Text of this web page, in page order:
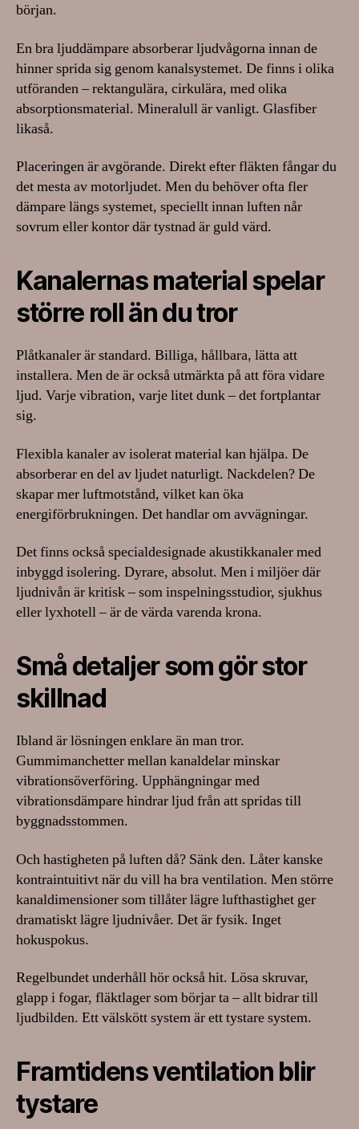
början.
En bra ljuddämpare absorberar ljudvågorna innan de
hinner sprida sig genom kanalsystemet. De finns i olika
utföranden – rektangulära, cirkulära, med olika
absorptionsmaterial. Mineralull är vanligt. Glasfiber
likaså.
Placeringen är avgörande. Direkt efter fläkten fångar du
det mesta av motorljudet. Men du behöver ofta fler
dämpare längs systemet, speciellt innan luften når
sovrum eller kontor där tystnad är guld värd.
Kanalernas material spelar
större roll än du tror
Plåtkanaler är standard. Billiga, hållbara, lätta att
installera. Men de är också utmärkta på att föra vidare
ljud. Varje vibration, varje litet dunk – det fortplantar
sig.
Flexibla kanaler av isolerat material kan hjälpa. De
absorberar en del av ljudet naturligt. Nackdelen? De
skapar mer luftmotstånd, vilket kan öka
energiförbrukningen. Det handlar om avvägningar.
Det finns också specialdesignade akustikkanaler med
inbyggd isolering. Dyrare, absolut. Men i miljöer där
ljudnivån är kritisk – som inspelningsstudior, sjukhus
eller lyxhotell – är de värda varenda krona.
Små detaljer som gör stor
skillnad
Ibland är lösningen enklare än man tror.
Gummimanchetter mellan kanaldelar minskar
vibrationsöverföring. Upphängningar med
vibrationsdämpare hindrar ljud från att spridas till
byggnadsstommen.
Och hastigheten på luften då? Sänk den. Låter kanske
kontraintuitivt när du vill ha bra ventilation. Men större
kanaldimensioner som tillåter lägre lufthastighet ger
dramatiskt lägre ljudnivåer. Det är fysik. Inget
hokuspokus.
Regelbundet underhåll hör också hit. Lösa skruvar,
glapp i fogar, fläktlager som börjar ta – allt bidrar till
ljudbilden. Ett välskött system är ett tystare system.
Framtidens ventilation blir
tystare